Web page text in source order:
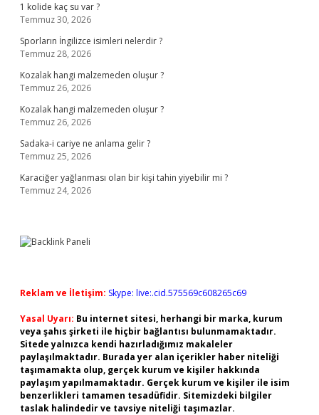
1 kolide kaç su var ?
Temmuz 30, 2026
Sporların İngilizce isimleri nelerdir ?
Temmuz 28, 2026
Kozalak hangi malzemeden oluşur ?
Temmuz 26, 2026
Kozalak hangi malzemeden oluşur ?
Temmuz 26, 2026
Sadaka-i cariye ne anlama gelir ?
Temmuz 25, 2026
Karaciğer yağlanması olan bir kişi tahin yiyebilir mi ?
Temmuz 24, 2026
Reklam ve İletişim: Skype: live:.cid.575569c608265c69
Yasal Uyarı: Bu internet sitesi, herhangi bir marka, kurum
veya şahıs şirketi ile hiçbir bağlantısı bulunmamaktadır.
Sitede yalnızca kendi hazırladığımız makaleler
paylaşılmaktadır. Burada yer alan içerikler haber niteliği
taşımamakta olup, gerçek kurum ve kişiler hakkında
paylaşım yapılmamaktadır. Gerçek kurum ve kişiler ile isim
benzerlikleri tamamen tesadüfidir. Sitemizdeki bilgiler
taslak halindedir ve tavsiye niteliği taşımazlar.